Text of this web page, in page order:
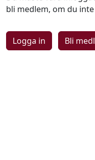
bli medlem, om du
Logga in